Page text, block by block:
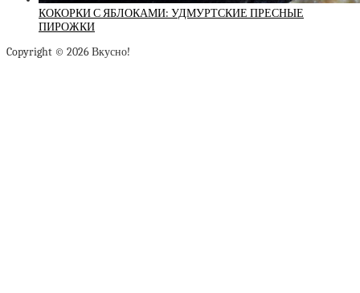
КОКОРКИ С ЯБЛОКАМИ: УДМУРТСКИЕ ПРЕСНЫЕ
ПИРОЖКИ
Copyright © 2026 Вкусно!